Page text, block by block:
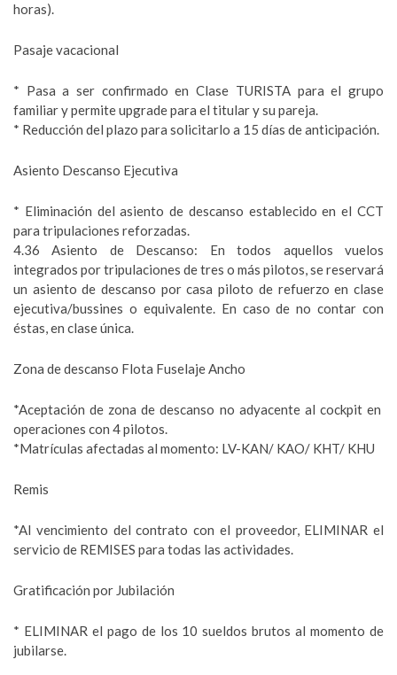
horas).
Pasaje vacacional
* Pasa a ser confirmado en Clase TURISTA para el grupo
familiar y permite upgrade para el titular y su pareja.
* Reducción del plazo para solicitarlo a 15 días de anticipación.
Asiento Descanso Ejecutiva
* Eliminación del asiento de descanso establecido en el CCT
para tripulaciones reforzadas.
4.36 Asiento de Descanso: En todos aquellos vuelos
integrados por tripulaciones de tres o más pilotos, se reservará
un asiento de descanso por casa piloto de refuerzo en clase
ejecutiva/bussines o equivalente. En caso de no contar con
éstas, en clase única.
Zona de descanso Flota Fuselaje Ancho
*Aceptación de zona de descanso no adyacente al cockpit en
operaciones con 4 pilotos.
*Matrículas afectadas al momento: LV-KAN/ KAO/ KHT/ KHU
Remis
*Al vencimiento del contrato con el proveedor, ELIMINAR el
servicio de REMISES para todas las actividades.
Gratificación por Jubilación
* ELIMINAR el pago de los 10 sueldos brutos al momento de
jubilarse.